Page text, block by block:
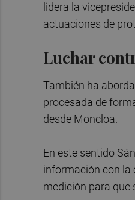
lidera la
actuaciones de
Luchar
También ha
procesada de
desde Moncloa.
En este sentido
información con la
medición para que